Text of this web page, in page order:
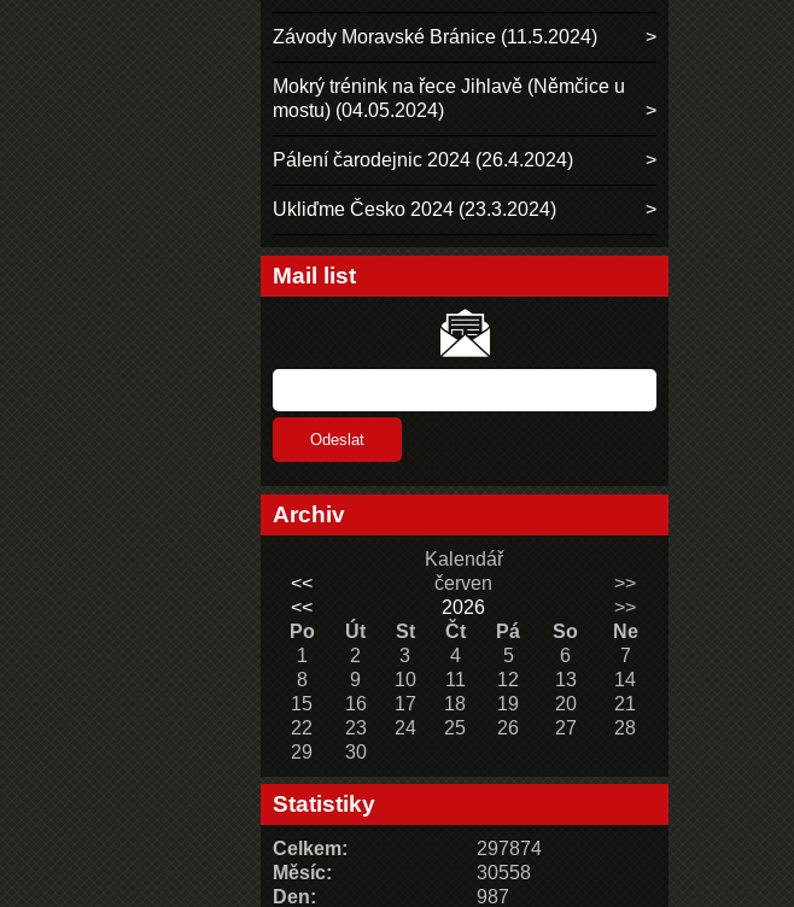
Závody Moravské Bránice (11.5.2024)
Mokrý trénink na řece Jihlavě (Němčice u
mostu) (04.05.2024)
Pálení čarodejnic 2024 (26.4.2024)
Ukliďme Česko 2024 (23.3.2024)
Mail list
Archiv
Kalendář
<<
červen
>>
<<
2026
>>
Po
Út St Čt Pá So
Ne
1
2 3 4 5 6
7
8
9 10 11 12 13
14
15
16 17 18 19 20
21
22
23 24 25 26 27
28
29
30
Statistiky
Celkem:
297874
Měsíc:
30558
Den:
987